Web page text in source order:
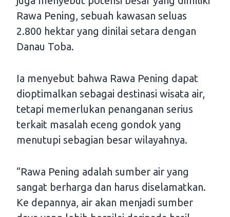
Rawa Pening, sebuah kawasan seluas
2.800 hektar yang dinilai setara dengan
Danau Toba.
Ia menyebut bahwa Rawa Pening dapat
dioptimalkan sebagai destinasi wisata air,
tetapi memerlukan penanganan serius
terkait masalah eceng gondok yang
menutupi sebagian besar wilayahnya.
“Rawa Pening adalah sumber air yang
sangat berharga dan harus diselamatkan.
Ke depannya, air akan menjadi sumber